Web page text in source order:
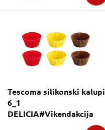
Tescoma silikonski kalupi
6_1
DELICIA#Vikendakcija